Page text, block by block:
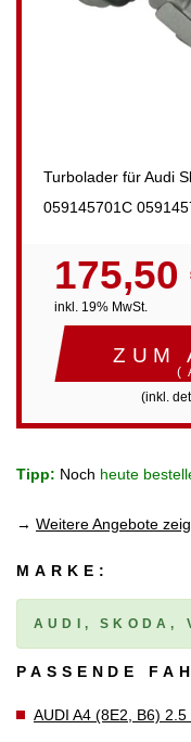
Turbolader für Audi
059145701C
175,50
inkl. 19% MwSt.
ZUM
(inkl.
Tipp: Noch heute
→ Weitere Angebote
MARKE:
AUDI, SKODA,
PASSENDE
AUDI A4 (8E2, B6) 2.5